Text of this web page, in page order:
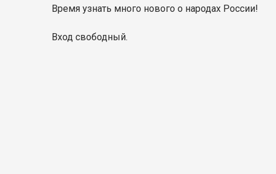
Время узнать много нового о народах России!
Вход свободный.